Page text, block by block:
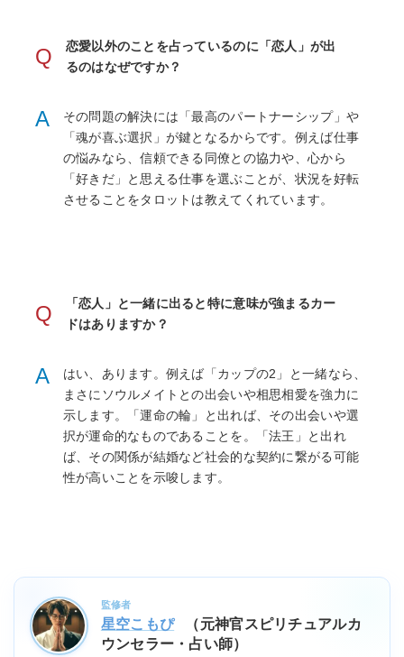
Q
恋愛以外のことを占っているのに「恋人」が出
るのはなぜですか？
A
その問題の解決には「最高のパートナーシップ」や
「魂が喜ぶ選択」が鍵となるからです。例えば仕事
の悩みなら、信頼できる同僚との協力や、心から
「好きだ」と思える仕事を選ぶことが、状況を好転
させることをタロットは教えてくれています。
Q
「恋人」と一緒に出ると特に意味が強まるカー
ドはありますか？
A
はい、あります。例えば「カップの2」と一緒なら、
まさにソウルメイトとの出会いや相思相愛を強力に
示します。「運命の輪」と出れば、その出会いや選
択が運命的なものであることを。「法王」と出れ
ば、その関係が結婚など社会的な契約に繋がる可能
性が高いことを示唆します。
監修者
星空こもぴ
（元神官スピリチュアルカ
ウンセラー・占い師）